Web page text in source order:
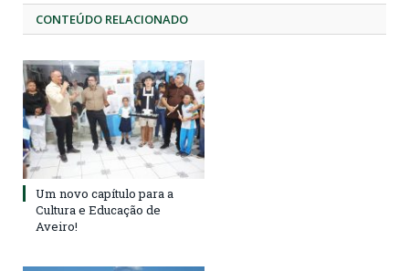
CONTEÚDO RELACIONADO
Um novo capítulo para a
Cultura e Educação de
Aveiro!